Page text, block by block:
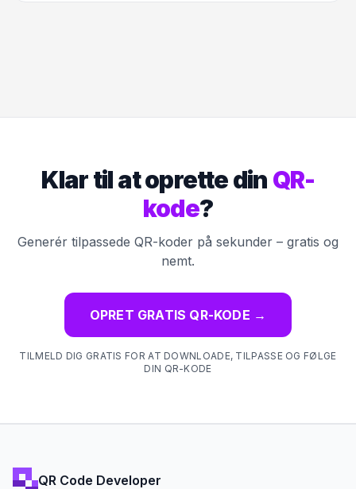
Klar til at oprette din QR-
kode?
Generér tilpassede QR-koder på sekunder – gratis og
nemt.
OPRET GRATIS QR-KODE →
TILMELD DIG GRATIS FOR AT DOWNLOADE, TILPASSE OG FØLGE
DIN QR-KODE
QR Code Developer